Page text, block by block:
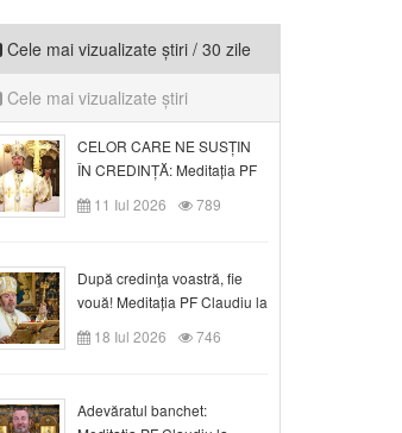
Cele mai vizualizate știri / 30 zile
Cele mai vizualizate știri
CELOR CARE NE SUSȚIN
ÎN CREDINȚĂ: Meditația PF
Claudiu la Duminica a VI-a
după Rusalii
11 Iul 2026 789
După credinţa voastră, fie
vouă! Meditația PF Claudiu la
duminica a VII-a după Rusalii
18 Iul 2026 746
Adevăratul banchet: